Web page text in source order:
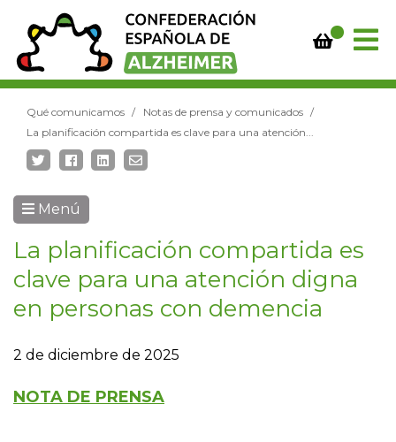
Qué comunicamos
Notas de prensa y comunicados
La planificación compartida es clave para una atención...
Menú
La planificación compartida es
clave para una atención digna
en personas con demencia
2 de diciembre de 2025
NOTA DE PRENSA